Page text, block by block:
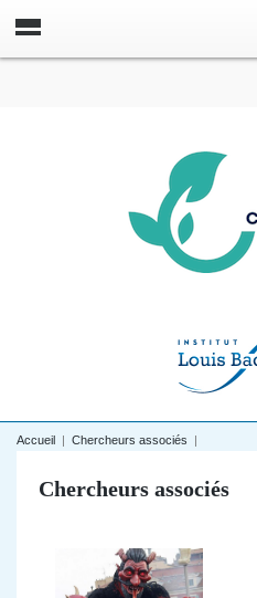
Accueil | Chercheurs associés |
Chercheurs associés